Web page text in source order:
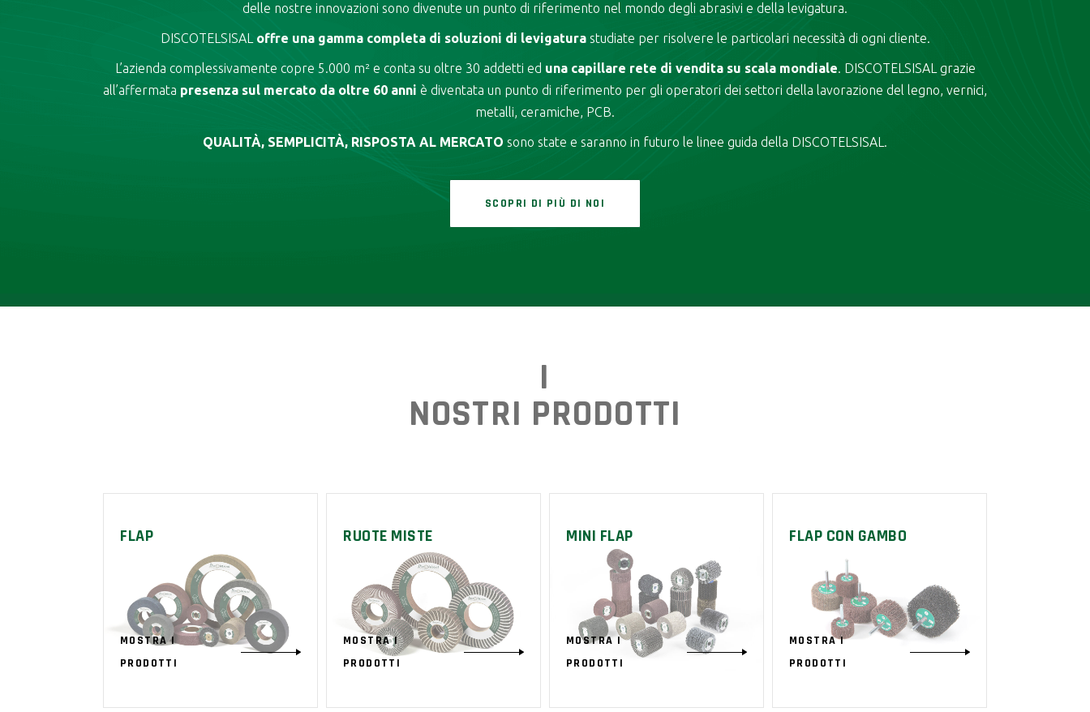
delle nostre innovazioni sono divenute un punto di riferimento nel mondo degli abrasivi e della levigatura.
DISCOTELSISAL offre una gamma completa di soluzioni di levigatura studiate per risolvere le particolari necessità di ogni cliente.
L’azienda complessivamente copre 5.000 m² e conta su oltre 30 addetti ed una capillare rete di vendita su scala mondiale. DISCOTELSISAL grazie
all’affermata presenza sul mercato da oltre 60 anni è diventata un punto di riferimento per gli operatori dei settori della lavorazione del legno, vernici,
metalli, ceramiche, PCB.
QUALITÀ, SEMPLICITÀ, RISPOSTA AL MERCATO sono state e saranno in futuro le linee guida della DISCOTELSISAL.
SCOPRI DI PIÙ DI NOI
I
NOSTRI PRODOTTI
FLAP
MOSTRA I
PRODOTTI
RUOTE MISTE
MOSTRA I
PRODOTTI
MINI FLAP
MOSTRA I
PRODOTTI
FLAP CON GAMBO
MOSTRA I
PRODOTTI